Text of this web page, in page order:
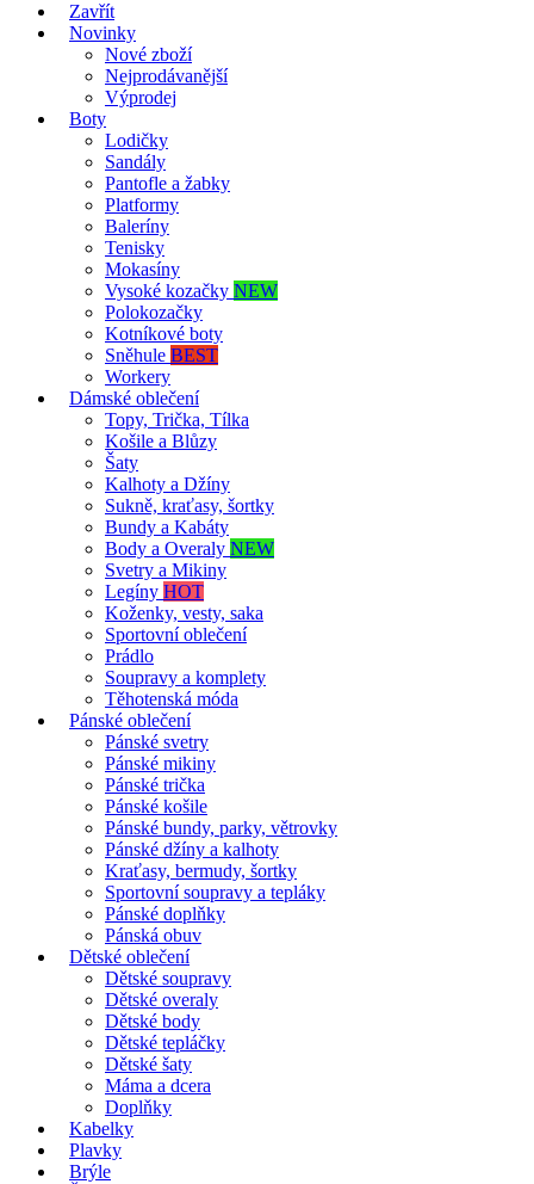
Zavřít
Novinky
Nové zboží
Nejprodávanější
Výprodej
Boty
Lodičky
Sandály
Pantofle a žabky
Platformy
Baleríny
Tenisky
Mokasíny
Vysoké kozačky NEW
Polokozačky
Kotníkové boty
Sněhule BEST
Workery
Dámské oblečení
Topy, Trička, Tílka
Košile a Blůzy
Šaty
Kalhoty a Džíny
Sukně, kraťasy, šortky
Bundy a Kabáty
Body a Overaly NEW
Svetry a Mikiny
Legíny HOT
Koženky, vesty, saka
Sportovní oblečení
Prádlo
Soupravy a komplety
Těhotenská móda
Pánské oblečení
Pánské svetry
Pánské mikiny
Pánské trička
Pánské košile
Pánské bundy, parky, větrovky
Pánské džíny a kalhoty
Kraťasy, bermudy, šortky
Sportovní soupravy a tepláky
Pánské doplňky
Pánská obuv
Dětské oblečení
Dětské soupravy
Dětské overaly
Dětské body
Dětské tepláčky
Dětské šaty
Máma a dcera
Doplňky
Kabelky
Plavky
Brýle